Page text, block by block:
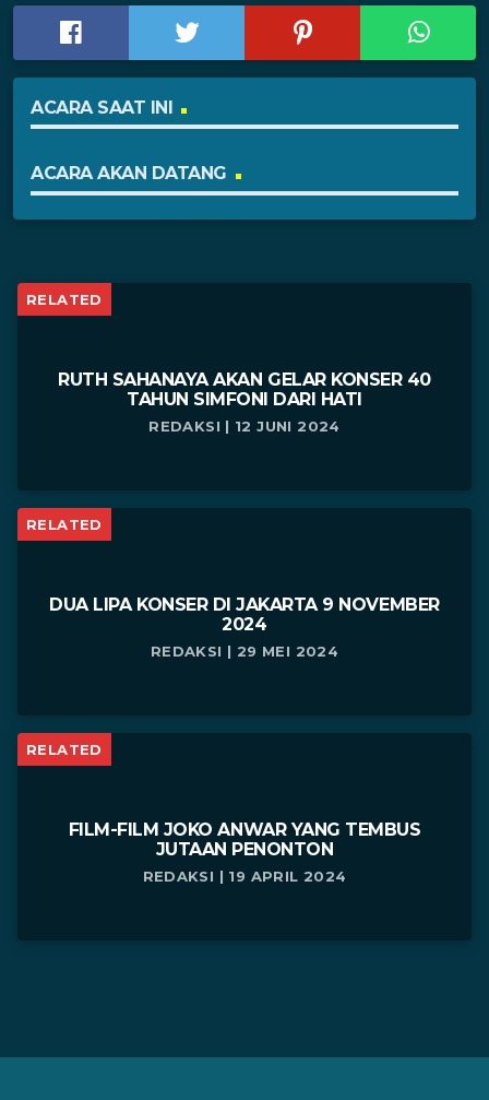
ACARA SAAT INI
ACARA AKAN DATANG
RELATED
RUTH SAHANAYA AKAN GELAR KONSER 40
TAHUN SIMFONI DARI HATI
REDAKSI | 12 JUNI 2024
RELATED
DUA LIPA KONSER DI JAKARTA 9 NOVEMBER
2024
REDAKSI | 29 MEI 2024
RELATED
FILM-FILM JOKO ANWAR YANG TEMBUS
JUTAAN PENONTON
REDAKSI | 19 APRIL 2024